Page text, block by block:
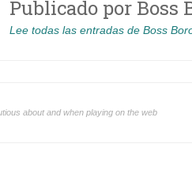
Publicado por Boss
Lee todas las entradas de Boss
about and when playing on the web